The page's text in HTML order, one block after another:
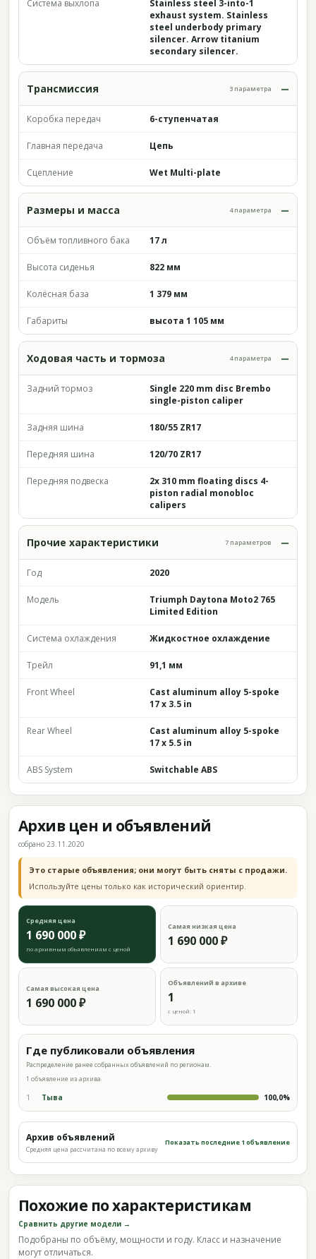
Система выхлопа
Stainless steel 3-into-1
exhaust system. Stainless
steel underbody primary
silencer. Arrow titanium
secondary silencer.
Трансмиссия 3 параметра
Коробка передач 6-ступенчатая
Главная передача Цепь
Сцепление Wet Multi-plate
Размеры и масса 4 параметра
Объём топливного бака 17 л
Высота сиденья 822 мм
Колёсная база 1 379 мм
Габариты высота 1 105 мм
Ходовая часть и тормоза 4 параметра
Задний тормоз
Single 220 mm disc Brembo
single-piston caliper
Задняя шина 180/55 ZR17
Передняя шина 120/70 ZR17
Передняя подвеска
2x 310 mm floating discs 4-
piston radial monobloc
calipers
Прочие характеристики 7 параметров
Год 2020
Модель
Triumph Daytona Moto2 765
Limited Edition
Система охлаждения Жидкостное охлаждение
Трейл 91,1 мм
Front Wheel
Cast aluminum alloy 5-spoke
17 x 3.5 in
Rear Wheel
Cast aluminum alloy 5-spoke
17 x 5.5 in
ABS System Switchable ABS
Архив цен и объявлений
собрано 23.11.2020
Это старые объявления; они могут быть сняты с продажи.
Используйте цены только как исторический ориентир.
Средняя цена
1 690 000 ₽
по архивным объявлениям с ценой
Самая низкая цена
1 690 000 ₽
Самая высокая цена
1 690 000 ₽
Объявлений в архиве
1
с ценой: 1
Где публиковали объявления
Распределение ранее собранных объявлений по регионам.
1 объявление из архива
1 Тыва 100,0%
Архив объявлений
Средняя цена рассчитана по всему архиву
Показать последние 1 объявление
Похожие по характеристикам
Сравнить другие модели →
Подобраны по объёму, мощности и году. Класс и назначение
могут отличаться.